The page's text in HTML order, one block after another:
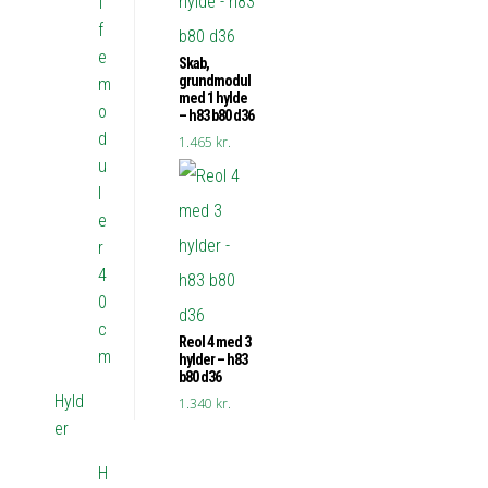
Skab,
grundmodul
med 1 hylde
– h83 b80 d36
1.465 kr.
Reol 4 med 3
hylder – h83
b80 d36
1.340 kr.
f
e
m
o
d
u
l
e
r
4
0
c
m
Hyld
er
H